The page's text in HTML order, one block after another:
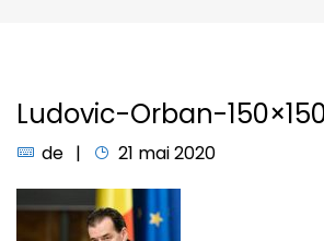
Ludovic-Orban-
de 21 mai 2020